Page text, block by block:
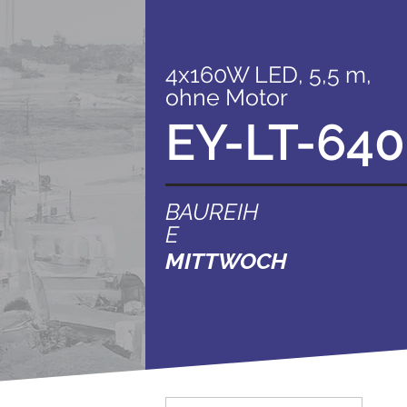
4x160W LED, 5,5 m,
ohne Motor
EY-LT-
BAUREIH
E
MITTWOCH